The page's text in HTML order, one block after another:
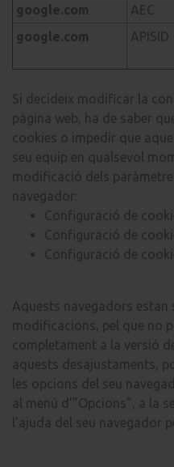
google.com
AEC
google.com
APISID
Si decideix modificar la
pàgina web, ha de saber
cookies o impedir que
seu equip en qualsevol
modificació dels
navegador:
Configuració de
Configuració de
Configuració de
Aquests navegadors estan
modificacions, pel que no
completament a la versió
aquests desajustaments,
les opcions del seu
al menú d’”Opcions”, a la
l’ajuda del seu navegador